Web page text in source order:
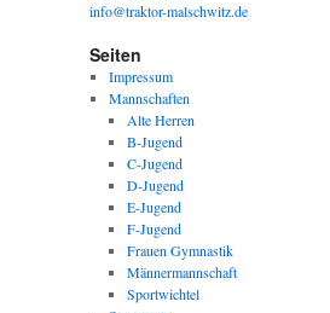
info@traktor-malschwitz.de
Seiten
Impressum
Mannschaften
Alte Herren
B-Jugend
C-Jugend
D-Jugend
E-Jugend
F-Jugend
Frauen Gymnastik
Männermannschaft
Sportwichtel